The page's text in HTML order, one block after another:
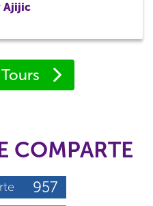
Ajijic
COMPARTE
957